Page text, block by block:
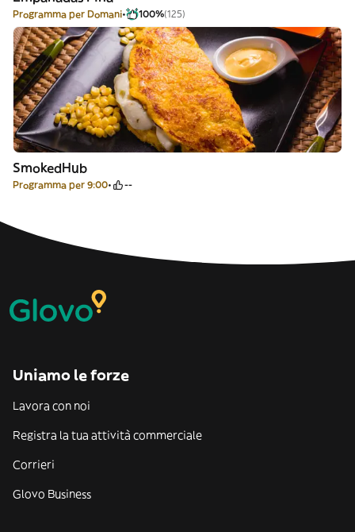
Programma per Domani 100%(125)
SmokedHub
Programma per 9:00 --
Uniamo le forze
Lavora con noi
Registra la tua attività commerciale
Corrieri
Glovo Business